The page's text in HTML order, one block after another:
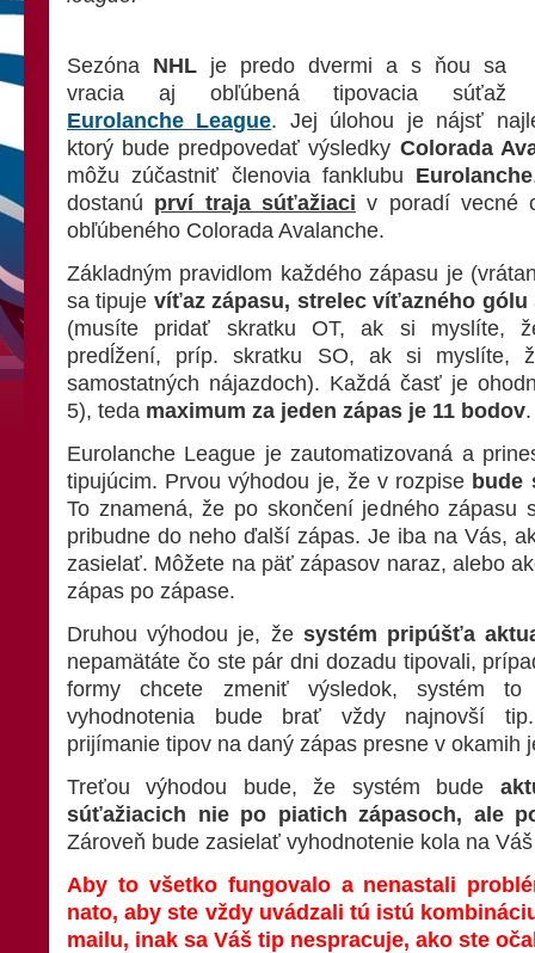
Sezóna NHL je predo dvermi a s ňou sa
vracia aj obľúbená tipovacia súťaž
Eurolanche League. Jej úlohou je nájsť
ktorý bude predpovedať výsledky Colorada
môžu zúčastniť členovia fanklubu Eurolanche
dostanú prví traja súťažiaci v poradí vecné
obľúbeného Colorada Avalanche.
Základným pravidlom každého zápasu je
sa tipuje víťaz zápasu, strelec víťazného gólu
(musíte pridať skratku OT, ak si myslíte,
predĺžení, príp. skratku SO, ak si myslíte,
samostatných nájazdoch). Každá časť je
5), teda maximum za jeden zápas je 11 bodov.
Eurolanche League je zautomatizovaná a
tipujúcim. Prvou výhodou je, že v rozpise bude
To znamená, že po skončení jedného zápasu
pribudne do neho ďalší zápas. Je iba na Vás,
zasielať. Môžete na päť zápasov naraz, alebo
zápas po zápase.
Druhou výhodou je, že systém pripúšťa
nepamätáte čo ste pár dni dozadu tipovali,
formy chcete zmeniť výsledok, systém
vyhodnotenia bude brať vždy najnovší
prijímanie tipov na daný zápas presne v okamih
Treťou výhodou bude, že systém bude
súťažiacich nie po piatich zápasoch, ale
Zároveň bude zasielať vyhodnotenie kola na
Aby to všetko fungovalo a nenastali
nato, aby ste vždy uvádzali tú istú
mailu, inak sa Váš tip nespracuje, ako ste